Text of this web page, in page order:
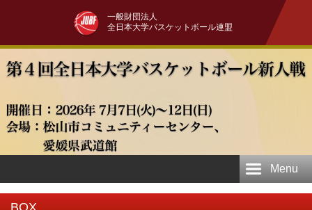
一般財団法人
全日本大学バスケットボール連盟
Menu
BOX